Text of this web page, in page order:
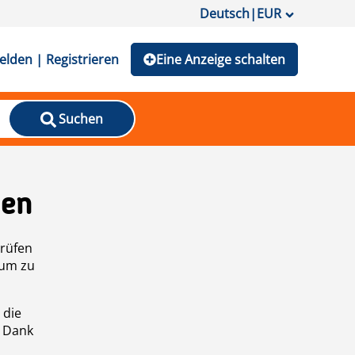
Deutsch|EUR
| Registrieren Eine Anzeige schalten
Suchen
zu
die